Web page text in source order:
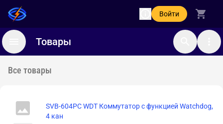
Войти
Товары
Все товары
SVB-604PC WDT Коммутатор с функцией Watchdog,
4 кан